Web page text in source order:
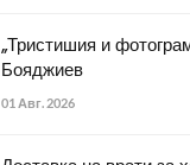
„Тристишия и
Бояджиев
01 Авг. 2026